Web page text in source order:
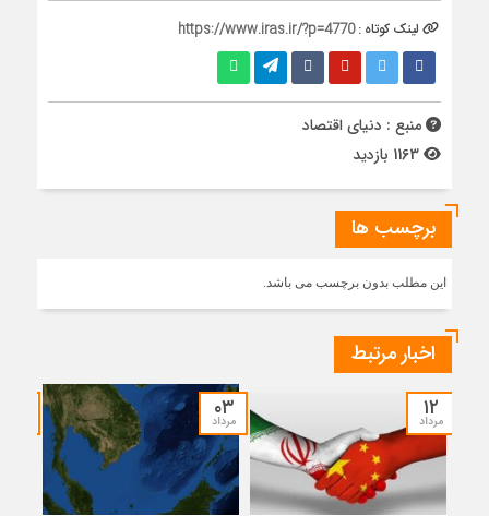
لینک کوتاه :https://www.iras.ir/?p=4770
منبع : دنیای اقتصاد
برچسب ها
این مطلب بدون برچسب می باشد.
اخبار مرتبط
۱۲
مرداد ۰۳
مرداد